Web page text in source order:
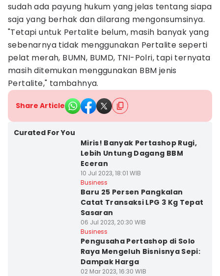
sudah ada payung hukum yang jelas tentang siapa
saja yang berhak dan dilarang mengonsumsinya.
"Tetapi untuk Pertalite belum, masih banyak yang
sebenarnya tidak menggunakan Pertalite seperti
pelat merah, BUMN, BUMD, TNI-Polri, tapi ternyata
masih ditemukan menggunakan BBM jenis
Pertalite," tambahnya.
Share Article
Curated For You
Miris! Banyak Pertashop Rugi,
Lebih Untung Dagang BBM
Eceran
10 Jul 2023, 18:01 WIB
Business
Baru 25 Persen Pangkalan
Catat Transaksi LPG 3 Kg Tepat
Sasaran
06 Jul 2023, 20:30 WIB
Business
Pengusaha Pertashop di Solo
Raya Mengeluh Bisnisnya Sepi:
Dampak Harga
02 Mar 2023, 16:30 WIB